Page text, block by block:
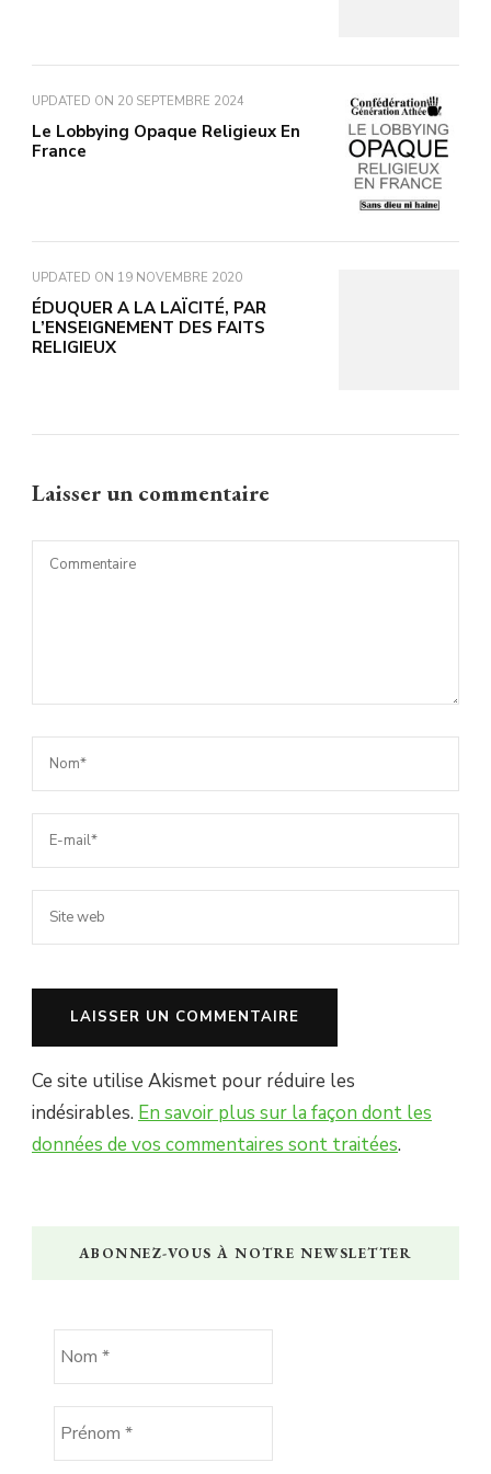
UPDATED ON 20 SEPTEMBRE 2024
Le Lobbying Opaque Religieux En
France
UPDATED ON 19 NOVEMBRE 2020
ÉDUQUER A LA LAÏCITÉ, PAR
L’ENSEIGNEMENT DES FAITS
RELIGIEUX
Laisser un commentaire
Ce site utilise Akismet pour réduire les
indésirables. En savoir plus sur la façon dont les
données de vos commentaires sont traitées.
ABONNEZ-VOUS À NOTRE NEWSLETTER